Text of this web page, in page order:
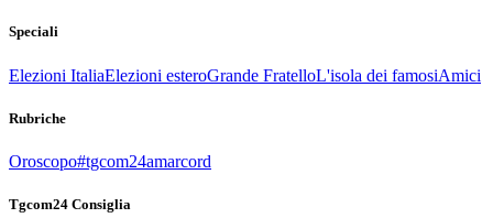
Speciali
Elezioni ItaliaElezioni esteroGrande FratelloL'isola dei famosiAmici
Rubriche
Oroscopo#tgcom24amarcord
Tgcom24 Consiglia